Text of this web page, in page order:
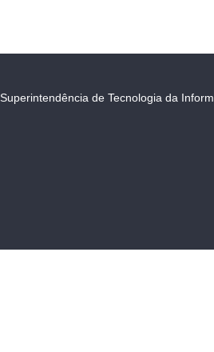
Superintendência de Tecnologia da